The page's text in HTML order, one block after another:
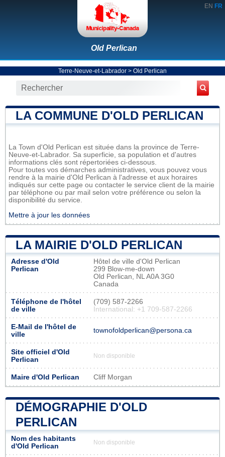
EN FR
Old Perlican
Terre-Neuve-et-Labrador > Old Perlican
LA COMMUNE D'OLD PERLICAN
La Town d'Old Perlican est située dans la province de Terre-
Neuve-et-Labrador. Sa superficie, sa population et d'autres
informations clés sont répertoriées ci-dessous.
Pour toutes vos démarches administratives, vous pouvez vous
rendre à la mairie d'Old Perlican à l'adresse et aux horaires
indiqués sur cette page ou contacter le service client de la mairie
par téléphone ou par mail selon votre préférence ou selon la
disponibilité du service.
Mettre à jour les données
LA MAIRIE D'OLD PERLICAN
Adresse d'Old
Perlican
Hôtel de ville d'Old Perlican
299 Blow-me-down
Old Perlican, NL A0A 3G0
Canada
Téléphone de l'hôtel
de ville
(709) 587-2266
International: +1 709-587-2266
E-Mail de l'hôtel de
ville
townofoldperlican@persona.ca
Site officiel d'Old
Perlican
Non disponible
Maire d'Old Perlican Cliff Morgan
DÉMOGRAPHIE D'OLD
PERLICAN
Nom des habitants
d'Old Perlican
Non disponible